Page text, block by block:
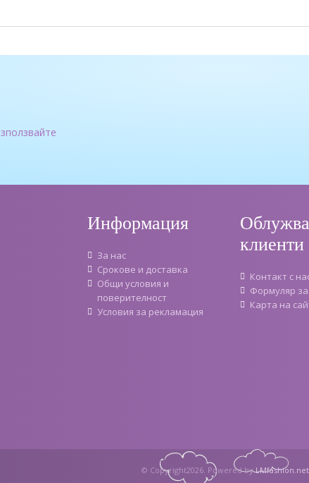
Информация
За нас
Срокове и доставка
Oбщи условия и
поверителност
Условия за рекламация
клиенти
Контакт с
Формуляр
Карта на
© Copyright2026. Powered byLMfashion.net